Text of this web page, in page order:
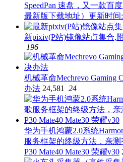
SpeedPan 速盘，又一款百
最新版下载地址）更新时间
新pixiv(P站)镜像站点集合,
196
机械革命Mechrevo Gaming
办法 24,581 24
华为手机鸿蒙2.0系统
服务框架的终级方法，亲
P30 Mate40 Mate30 荣耀v30